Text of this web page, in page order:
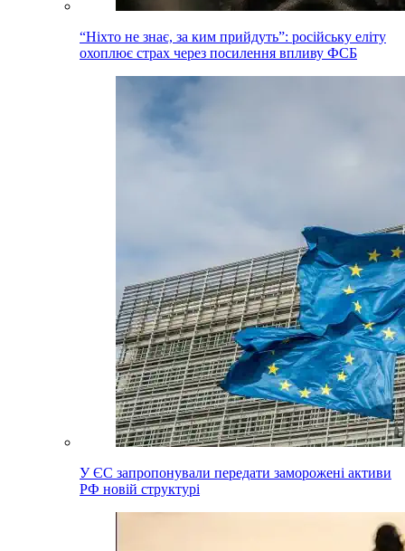
“Ніхто не знає, за ким прийдуть”: російську еліту
охоплює страх через посилення впливу ФСБ
У ЄС запропонували передати заморожені активи
РФ новій структурі